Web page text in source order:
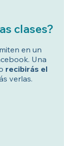
clases?
en un
Una
recibirás el
verlas.